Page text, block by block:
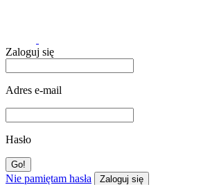
Zaloguj się
Adres e-mail
Hasło
Nie pamiętam hasła Zaloguj się